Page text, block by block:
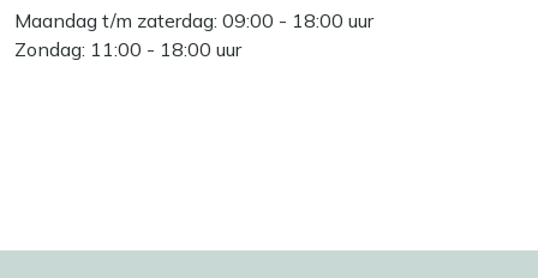
Maandag t/m zaterdag: 09:00 - 18:00 uur
Zondag: 11:00 - 18:00 uur